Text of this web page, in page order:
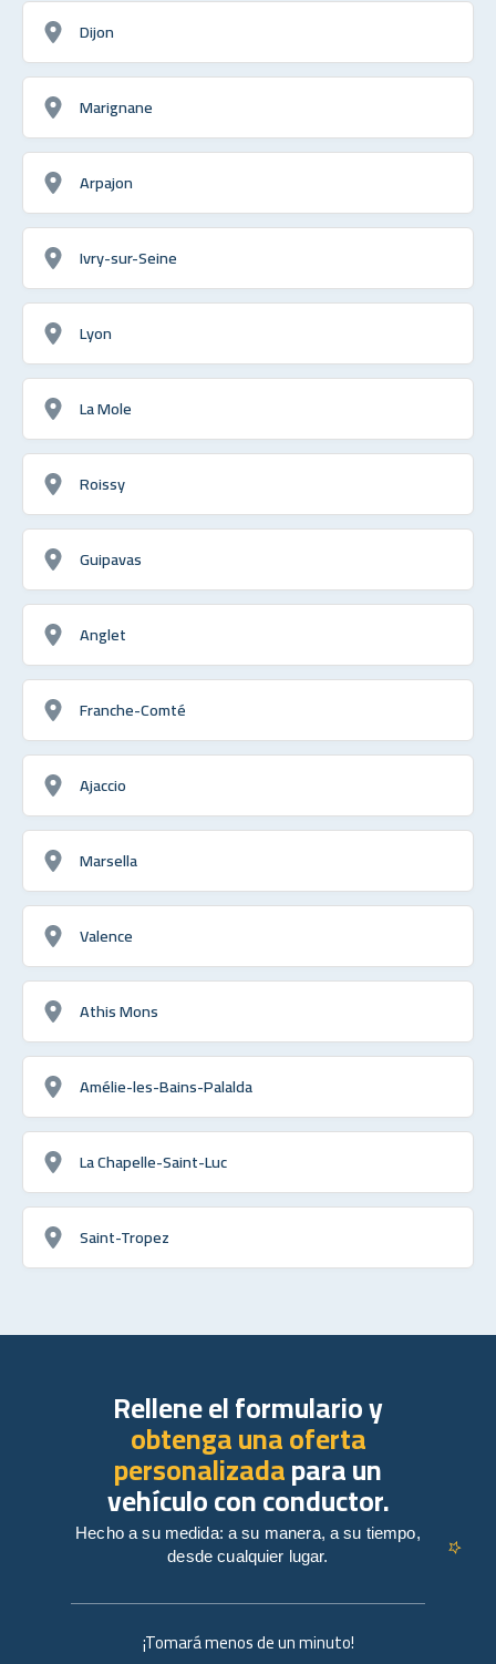
Dijon
Marignane
Arpajon
Ivry-sur-Seine
Lyon
La Mole
Roissy
Guipavas
Anglet
Franche-Comté
Ajaccio
Marsella
Valence
Athis Mons
Amélie-les-Bains-Palalda
La Chapelle-Saint-Luc
Saint-Tropez
¡Tomará menos de un minuto!
Rellene el formulario y
obtenga una oferta
personalizadapara un
vehículo con conductor.
Hecho a su medida: a su manera, a su tiempo,
desde cualquier lugar.